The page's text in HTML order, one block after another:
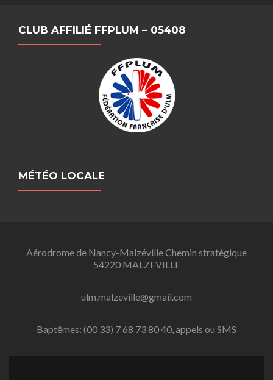
CLUB AFFILIÉ FFPLUM – 05408
MÉTÉO LOCALE
Aérodrome de Nancy-Malzéville Chemin stratégique
54220 MALZEVILLE
ulm.malzeville@gmail.com
Baptêmes: (00 33) 7 68 73 80 40, appels ou SMS